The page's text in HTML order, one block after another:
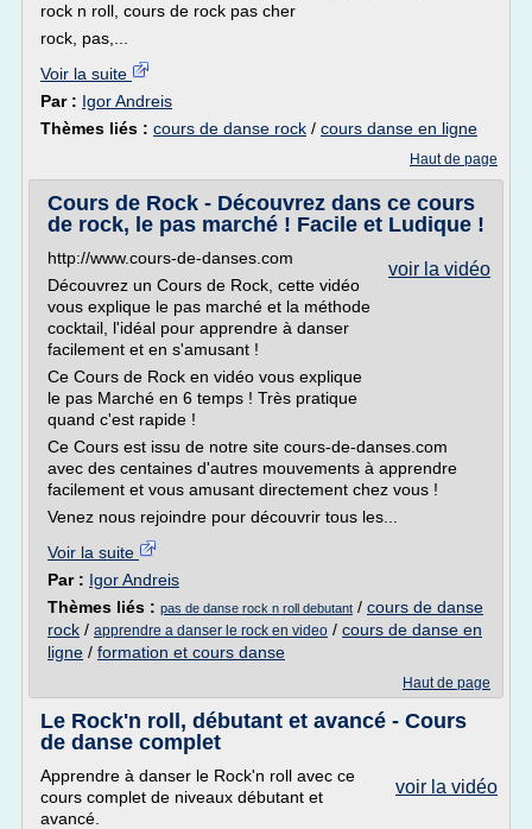
rock n roll, cours de rock pas cher
rock, pas,...
Voir la suite
Par : Igor Andreis
Thèmes liés : cours de danse rock / cours danse en ligne
Haut de page
Cours de Rock - Découvrez dans ce cours
de rock, le pas marché ! Facile et Ludique !
voir la vidéo
http://www.cours-de-danses.com
Découvrez un Cours de Rock, cette vidéo
vous explique le pas marché et la méthode
cocktail, l'idéal pour apprendre à danser
facilement et en s'amusant !
Ce Cours de Rock en vidéo vous explique
le pas Marché en 6 temps ! Très pratique
quand c'est rapide !
Ce Cours est issu de notre site cours-de-danses.com
avec des centaines d'autres mouvements à apprendre
facilement et vous amusant directement chez vous !
Venez nous rejoindre pour découvrir tous les...
Voir la suite
Par : Igor Andreis
Thèmes liés : pas de danse rock n roll debutant / cours de danse
rock / apprendre a danser le rock en video / cours de danse en
ligne / formation et cours danse
Haut de page
Le Rock'n roll, débutant et avancé - Cours
de danse complet
voir la vidéo
Apprendre à danser le Rock'n roll avec ce
cours complet de niveaux débutant et
avancé.